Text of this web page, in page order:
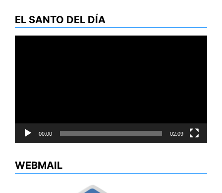
EL SANTO DEL DÍA
00:00 02:09
WEBMAIL